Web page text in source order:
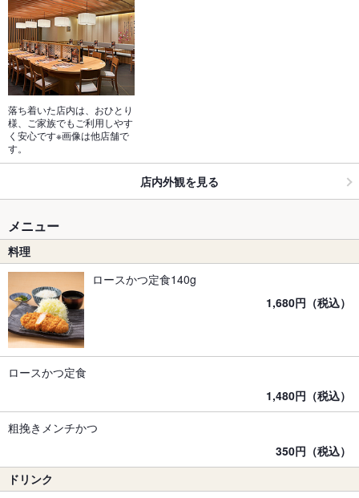
落ち着いた店内は、おひとり
様、ご家族でもご利用しやす
く安心です※画像は他店舗で
す。
店内外観を見る
メニュー
料理
ロースかつ定食140g
1,680円（税込）
ロースかつ定食
1,480円（税込）
粗挽きメンチかつ
350円（税込）
ドリンク